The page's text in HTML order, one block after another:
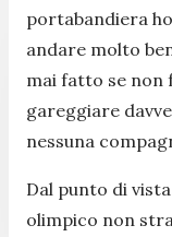
portabandiera
andare molto
mai fatto se non
gareggiare
nessuna
Dal punto di
olimpico non